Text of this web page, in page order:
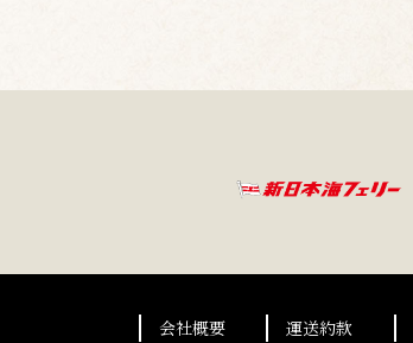
会社概要 運送約款